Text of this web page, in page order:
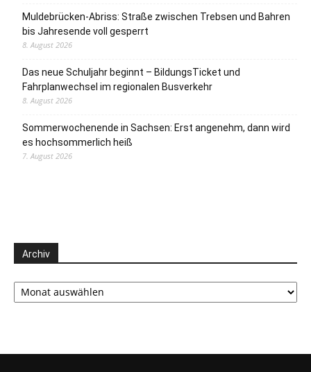
Muldebrücken-Abriss: Straße zwischen Trebsen und Bahren
bis Jahresende voll gesperrt
8. August 2026
Das neue Schuljahr beginnt – BildungsTicket und
Fahrplanwechsel im regionalen Busverkehr
8. August 2026
Sommerwochenende in Sachsen: Erst angenehm, dann wird
es hochsommerlich heiß
7. August 2026
Archiv
Archiv